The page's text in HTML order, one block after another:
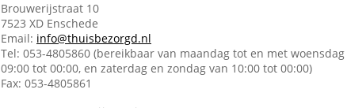
Brouwerijstraat 10
7523 XD Enschede
Email: info@thuisbezorgd.nl
Tel: 053-4805860 (bereikbaar van maandag tot en met
09:00 tot 00:00, en zaterdag en zondag van 10:00 tot 00:00)
Fax: 053-4805861